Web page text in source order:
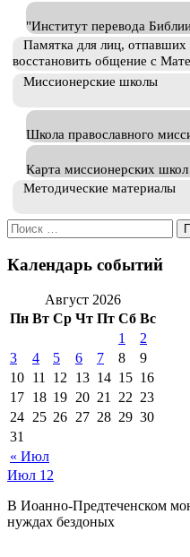
"Институт перевода
Памятка для лиц,
восстановить общение с
Миссионерские школы
Школа православного
Карта миссионерских школ
Методические материалы
Искать:
Календарь событий
Август 2026
Пн Вт Ср Чт Пт Сб Вс
« Июл
1
2
3
4 5 6 7 8
9
10 11 12 13 14 15 16
17 18 19 20 21 22 23
24 25 26 27 28 29 30
31
Июл 12
В Иоанно-Предтеченском
нуждах бездоных